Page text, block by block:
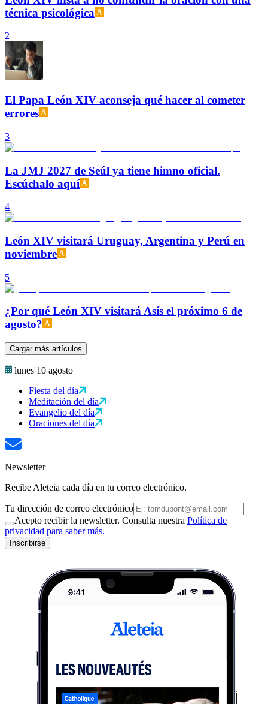
técnica psicológica
2
El Papa León XIV aconseja qué hacer al cometer
errores
3
La JMJ 2027 de Seúl ya tiene himno oficial.
Escúchalo aquí
4
León XIV visitará Uruguay, Argentina y Perú en
noviembre
5
¿Por qué León XIV visitará Asís el próximo 6 de
agosto?
Cargar más artículos
lunes 10 agosto
Fiesta del día
Meditación del día
Evangelio del día
Oraciones del día
Newsletter
Recibe Aleteia cada día en tu correo electrónico.
Tu dirección de correo electrónico
Acepto recibir la newsletter. Consulta nuestra Política de
privacidad para saber más.
Inscribirse